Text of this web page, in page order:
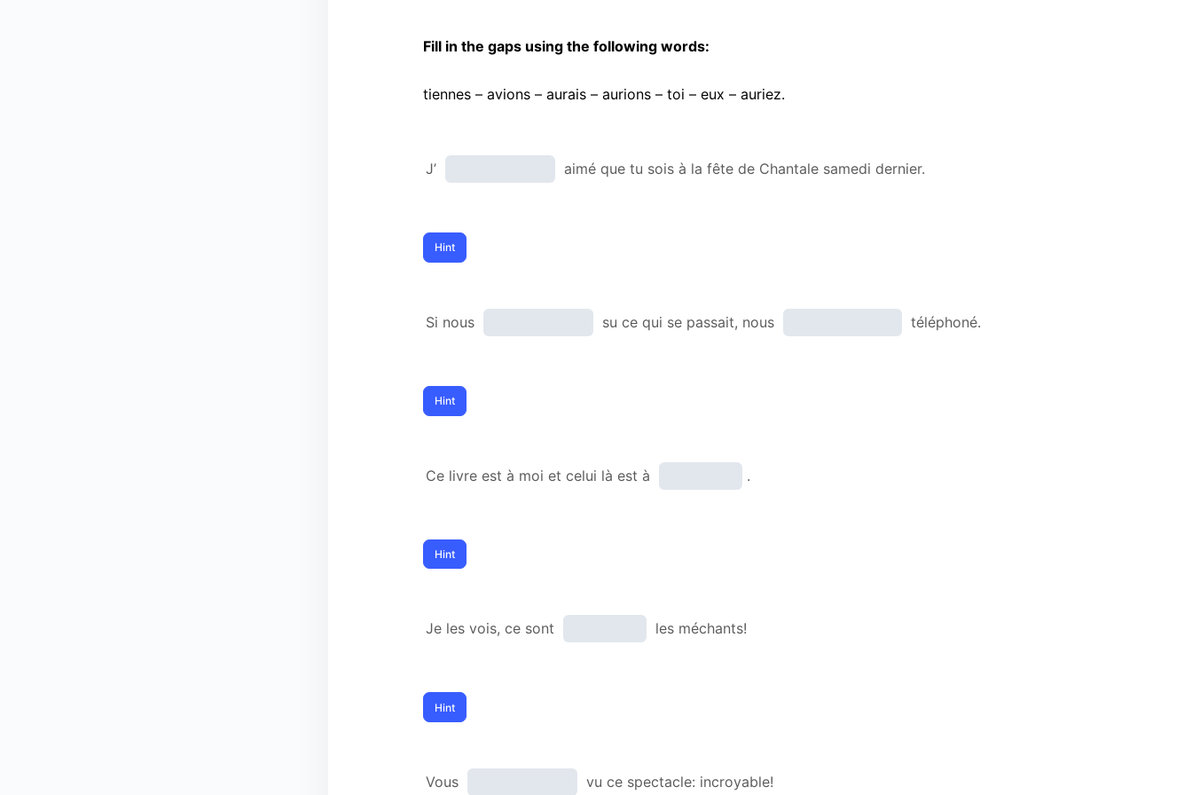
Fill in the gaps using the following words:
tiennes – avions – aurais – aurions – toi – eux – auriez.
J’ aimé que tu sois à la fête de Chantale samedi dernier.
Si nous su ce qui se passait, nous téléphoné.
Ce livre est à moi et celui là est à .
Je les vois, ce sont les méchants!
Vous vu ce spectacle: incroyable!